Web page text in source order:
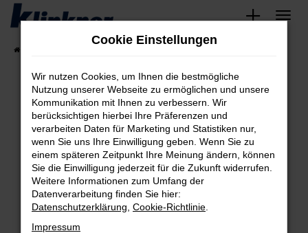
Zum
springen
Fehler: Network Error
Beim Laden ist ein Fehler aufgetreten.
Hier sind ein paar Tipps, die dir helfen können:
Überprüfe deine Firewall und deine
Internetverbindung.
Laden andere Webseiten, zum Beispiel deine
Suchmaschine?
Cookie Einstellungen
Wir nutzen Cookies, um Ihnen die bestmögliche
Nutzung unserer Webseite zu ermöglichen und unsere
Kommunikation mit Ihnen zu verbessern. Wir
berücksichtigen hierbei Ihre Präferenzen und
verarbeiten Daten für Marketing und Statistiken nur,
wenn Sie uns Ihre Einwilligung geben. Wenn Sie zu
einem späteren Zeitpunkt Ihre Meinung ändern, können
Sie die Einwilligung jederzeit für die Zukunft widerrufen.
Weitere Informationen zum Umfang der
Datenverarbeitung finden Sie hier:
Datenschutzerklärung Cookie-Richtlinie
Impressum